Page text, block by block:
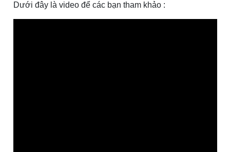
Dưới đây là video để các bạn tham khảo :